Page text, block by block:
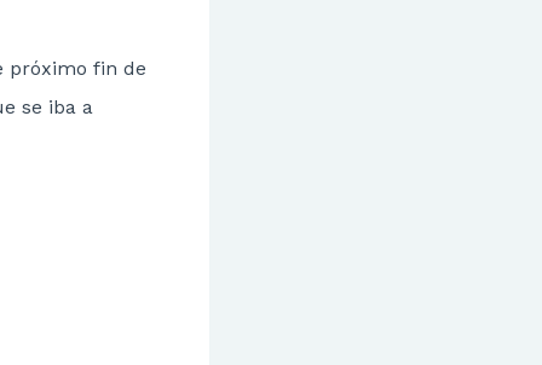
próximo fin de
se iba a